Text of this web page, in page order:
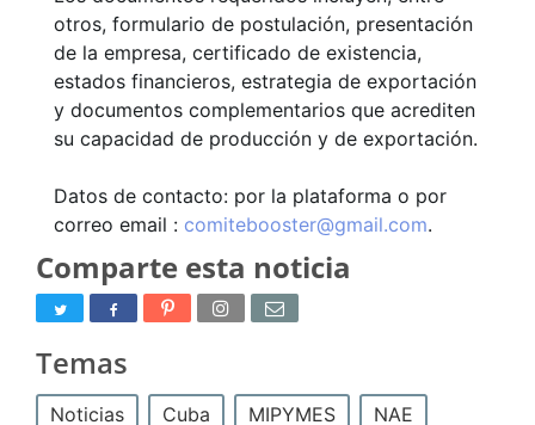
otros, formulario de postulación, presentación
de la empresa, certificado de existencia,
estados financieros, estrategia de exportación
y documentos complementarios que acrediten
su capacidad de producción y de exportación.
Datos de contacto: por la plataforma o por
correo email : comitebooster@gmail.com.
Comparte esta noticia
Temas
Noticias Cuba MIPYMES NAE